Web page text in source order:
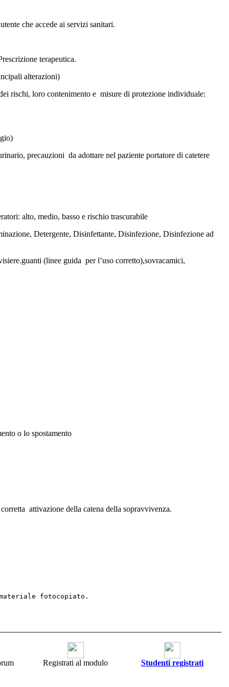
che accede ai servizi sanitari.
terapeutica.
alterazioni)
rischi, loro contenimento e misure di protezione individuale:
precauzioni da adottare nel paziente portatore di catetere
alto, medio, basso e rischio trascurabile
Detergente, Disinfettante, Disinfezione, Disinfezione ad
(linee guida per l’uso corretto),sovracamici,
o lo spostamento
attivazione della catena della sopravvivenza.
fotocopiato.
Registrati al modulo Studenti registrati